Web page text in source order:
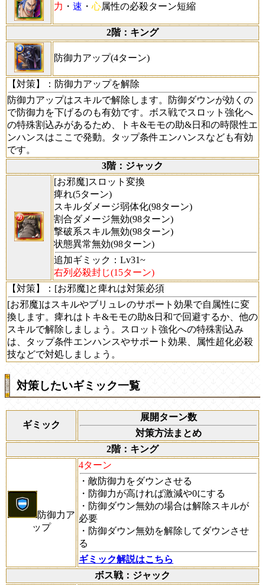
力 ・ 速 ・ 心属性の必殺ターン短縮
2階：キング
防御力アップ(4ターン)
【対策】
：防御力アップを解除
防御力アップはスキルで解除します。防御ダウンが効くの
で防御力を下げるのも有効です。ボス戦でスロット強化へ
の特殊割込みがあるため、トキ&モモの助&日和の時限性エ
ンハンスはここで発動。タップ条件エンハンスなども有効
です。
3階：ジャック
[お邪魔]スロット変換
痺れ(5ターン)
スキルダメージ弱体化(98ターン)
割合ダメージ無効(98ターン)
撃破系スキル無効(98ターン)
状態異常無効(98ターン)
追加ギミック：Lv31~
右列必殺封じ(15ターン)
【対策】
：[お邪魔]と痺れは対策必須
[お邪魔]はスキルやブリュレのサポート効果で自属性に変
換します。痺れはトキ&モモの助&日和で回避するか、他の
スキルで解除しましょう。スロット強化への特殊割込み
は、タップ条件エンハンスやサポート効果、属性超化必殺
技などで対処しましょう。
対策したいギミック一覧
ギミック
展開ターン数
対策方法まとめ
2階：キング
防御力ア
ップ
4ターン
・敵防御力をダウンさせる
・防御力が高ければ激減や0にする
・防御ダウン無効の場合は解除スキルが
必要
・防御ダウン無効を解除してダウンさせ
る
ギミック解説はこちら
ボス戦：ジャック